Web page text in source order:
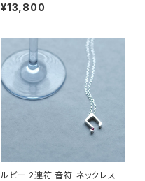
¥13,800
ルビー 2連符 音符 ネックレス